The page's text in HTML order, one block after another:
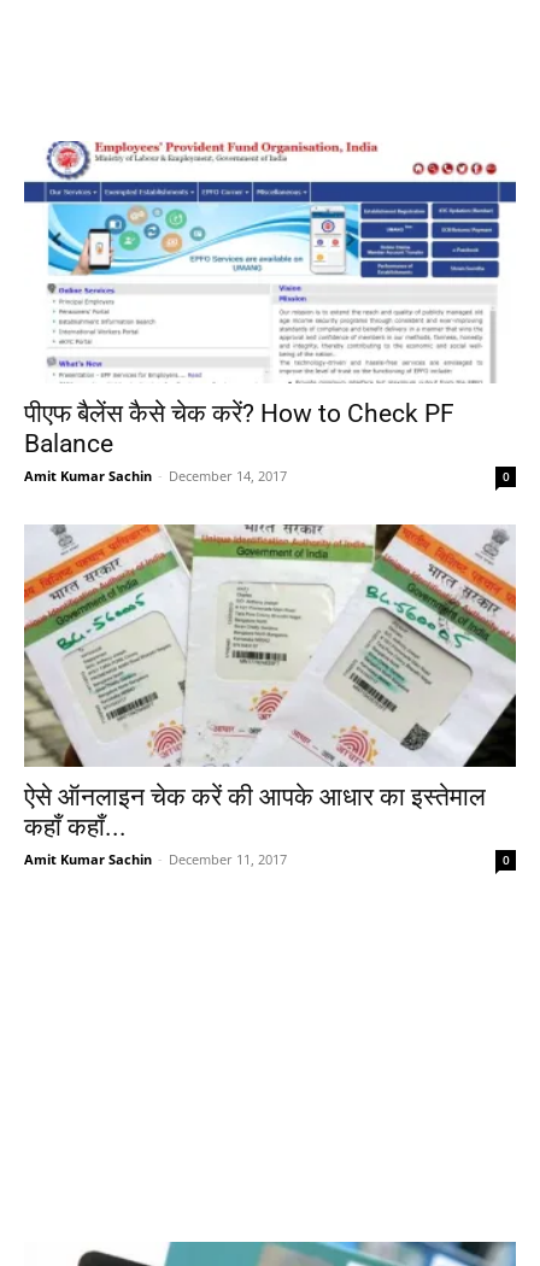
पीएफ बैलेंस कैसे चेक करें? How to Check PF
Balance
Amit Kumar Sachin - December 14, 2017 0
ऐसे ऑनलाइन चेक करें की आपके आधार का इस्तेमाल
कहाँ कहाँ...
Amit Kumar Sachin - December 11, 2017 0